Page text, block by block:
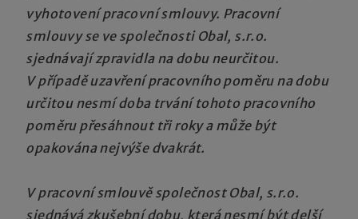
vyhotovení pracovní smlouvy. Pracovní
smlouvy se ve společnosti Obal, s.r.o.
sjednávají zpravidla na dobu neurčitou.
V případě uzavření pracovního poměru na dobu
určitou nesmí doba trvání tohoto pracovního
poměru přesáhnout tři roky a může být
opakována nejvýše dvakrát.
V pracovní smlouvě společnost Obal, s.r.o.
sjednává zkušební dobu, která nesmí být delší